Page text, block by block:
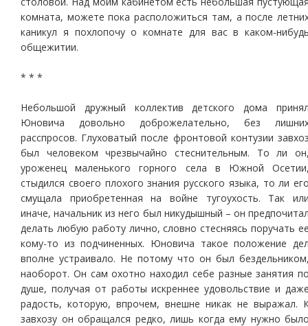
комната, можете пока расположиться там, а после
каникул я похлопочу о комнате для вас в каком-
общежитии.
* * *
Небольшой дружный коллектив детского дома
Юновича довольно доброжелательно, без
расспросов. Глуховатый после фронтовой контузии
был человеком чрезвычайно стеснительным. То ли
уроженец маленького горного села в Южной
стыдился своего плохого знания русского языка, то ли
смущала приобретенная на войне тугоухость. Так
иначе, начальник из него был никудышный – он
делать любую работу лично, словно стесняясь поручать
кому-то из подчиненных. Юновича такое положение
вполне устраивало. Не потому что он был
наоборот. Он сам охотно находил себе разные занятия
душе, получая от работы искреннее удовольствие и
радость, которую, впрочем, внешне никак не выражал.
завхозу он обращался редко, лишь когда ему нужно